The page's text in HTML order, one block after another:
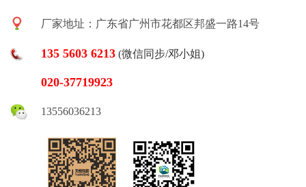
厂家地址：广东省广州市花都区邦盛一路14号
135 5603 6213 (微信同步/邓小姐)
020-37719923
13556036213